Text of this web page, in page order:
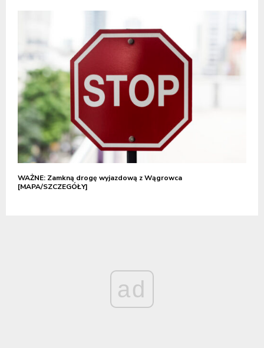
WAŻNE: Zamkną drogę wyjazdową z Wągrowca
[MAPA/SZCZEGÓŁY]
ad